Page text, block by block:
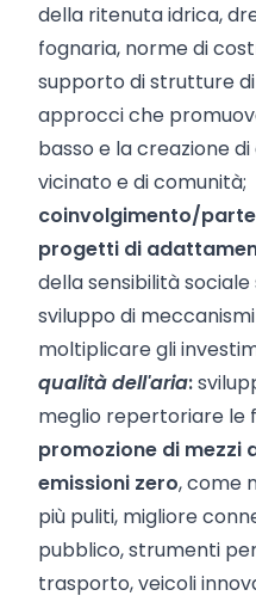
della ritenuta idrica,
fognaria, norme di
supporto di strutture
approcci che
basso e la creazione
vicinato e di comunità;
coinvolgimento/
progetti di
della sensibilità
sviluppo di
moltiplicare gli
qualità dell'aria:s
meglio repertoriare le
promozione di mezzi
emissioni zero, come
più puliti, migliore
pubblico, strumenti
trasporto, veicoli